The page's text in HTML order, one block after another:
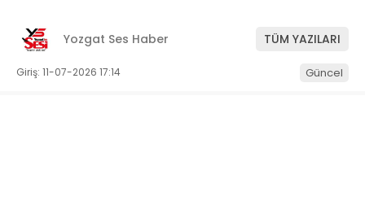
Yozgat Ses Haber TÜM YAZILARI
Giriş: 11-07-2026 17:14 Güncel